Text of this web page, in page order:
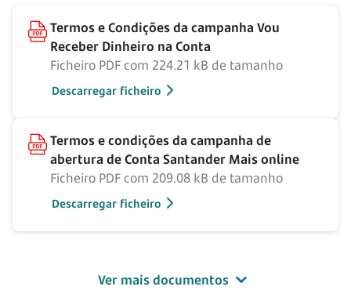
Termos e Condições da campanha Vou
Receber Dinheiro na Conta
Ficheiro PDF com 224.21 kB de tamanho
Descarregar ficheiro
Termos e condições da campanha de
abertura de Conta Santander Mais online
Ficheiro PDF com 209.08 kB de tamanho
Descarregar ficheiro
Ver mais documentos